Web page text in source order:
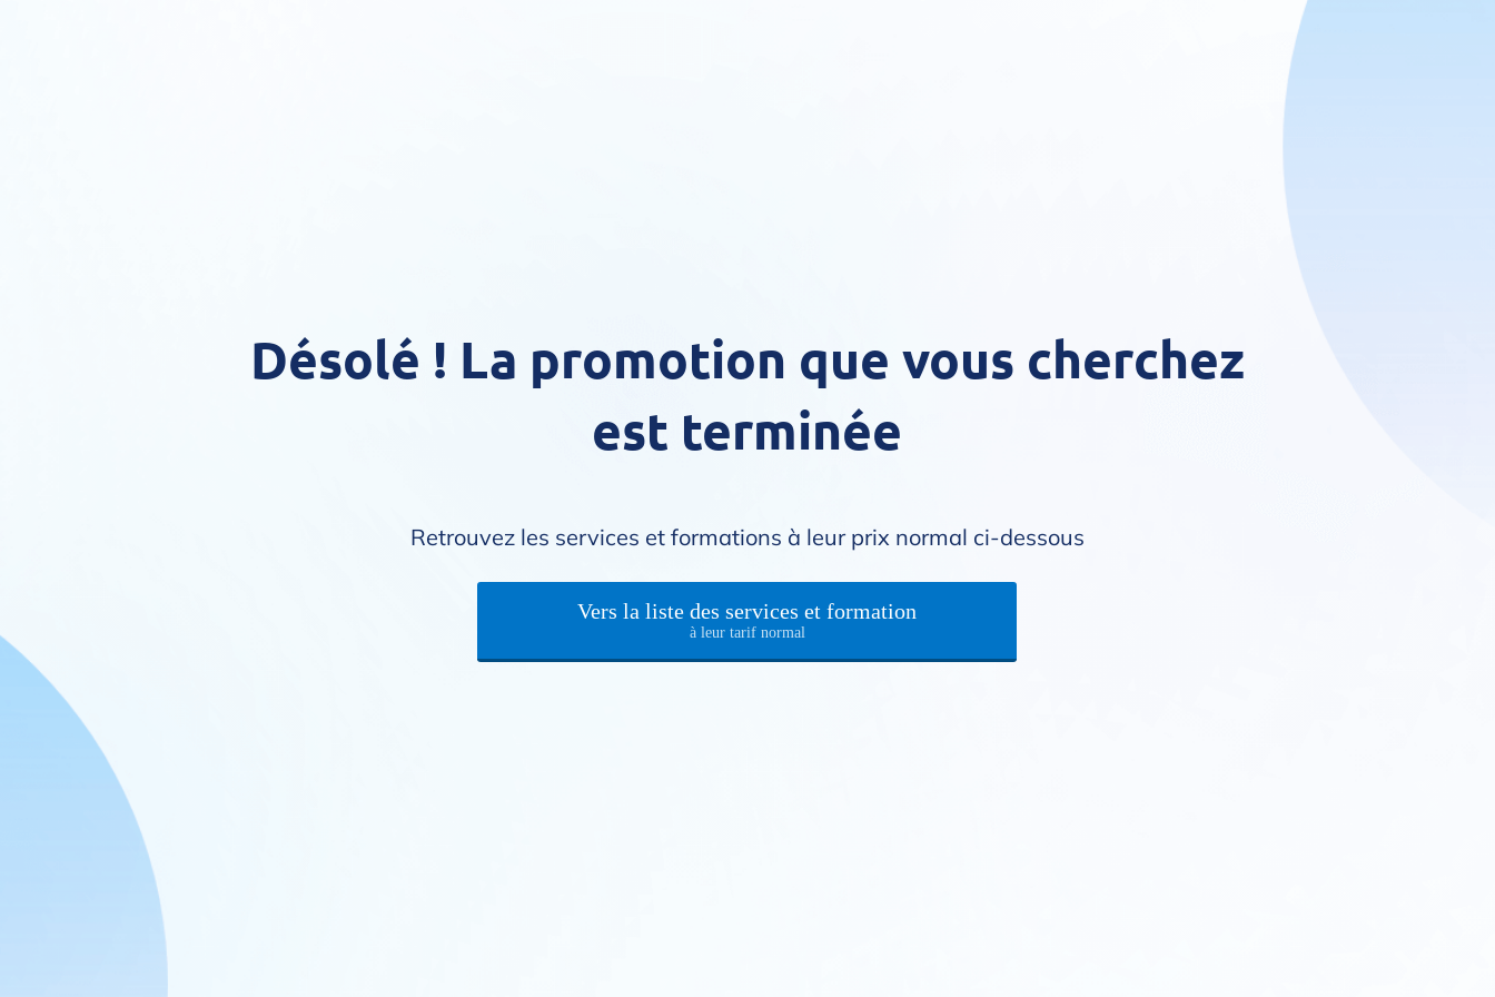
Désolé ! La promotion que vous cherchez
est terminée
Retrouvez les services et formations à leur prix normal ci-dessous
Vers la liste des services et formation
à leur tarif normal